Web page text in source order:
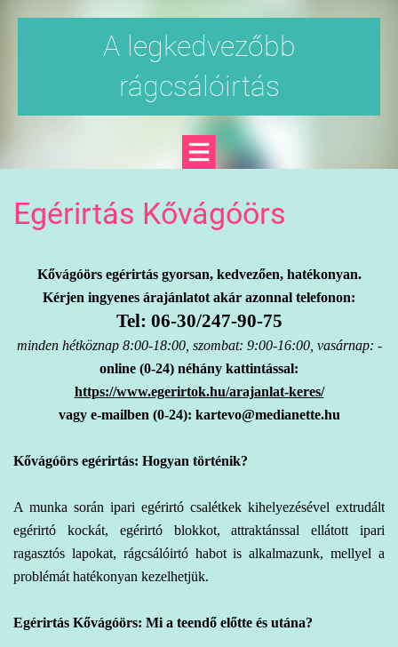
A legkedvezőbb
rágcsálóirtás
Egérirtás Kővágóörs
Kővágóörs egérirtás gyorsan, kedvezően, hatékonyan.
Kérjen ingyenes árajánlatot akár azonnal telefonon:
Tel: 06-30/247-90-75
minden hétköznap 8:00-18:00, szombat: 9:00-16:00, vasárnap: -
online (0-24) néhány kattintással:
https://www.egerirtok.hu/arajanlat-keres/
vagy e-mailben (0-24): kartevo@medianette.hu
Kővágóörs egérirtás: Hogyan történik?
A munka során ipari egérirtó csalétkek kihelyezésével extrudált
egérirtó kockát, egérirtó blokkot, attraktánssal ellátott ipari
ragasztós lapokat, rágcsálóirtó habot is alkalmazunk, mellyel a
problémát hatékonyan kezelhetjük.
Egérirtás Kővágóörs: Mi a teendő előtte és utána?